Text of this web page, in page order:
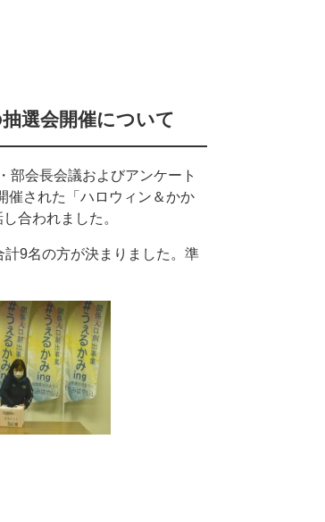
選会開催について
部会長会議およびアンケート
催された「ハロウィン＆かか
合われました。
9名の方が決まりました。準